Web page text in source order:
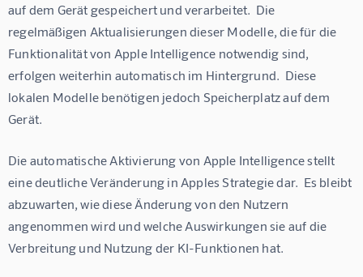
auf dem Gerät gespeichert und verarbeitet.  Die
regelmäßigen Aktualisierungen dieser Modelle, die für die
Funktionalität von Apple Intelligence notwendig sind,
erfolgen weiterhin automatisch im Hintergrund.  Diese
lokalen Modelle benötigen jedoch Speicherplatz auf dem
Gerät.
Die automatische Aktivierung von Apple Intelligence stellt
eine deutliche Veränderung in Apples Strategie dar.  Es bleibt
abzuwarten, wie diese Änderung von den Nutzern
angenommen wird und welche Auswirkungen sie auf die
Verbreitung und Nutzung der KI-Funktionen hat.